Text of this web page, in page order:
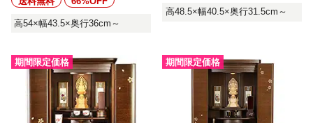
高54×幅43.5×奥行36cm～
高48.5×幅40.5×奥行31.5cm～
期間限定価格 期間限定価格